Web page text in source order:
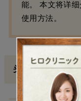
能。 本文将详
使用方法。
头皮护理的重要性